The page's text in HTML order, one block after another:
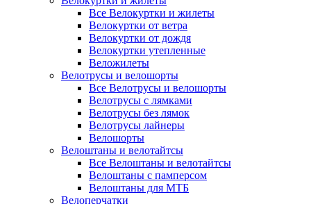
Все Велокуртки и жилеты
Велокуртки от ветра
Велокуртки от дождя
Велокуртки утепленные
Веложилеты
Велотрусы и велошорты
Все Велотрусы и велошорты
Велотрусы с лямками
Велотрусы без лямок
Велотрусы лайнеры
Велошорты
Велоштаны и велотайтсы
Все Велоштаны и велотайтсы
Велоштаны с памперсом
Велоштаны для МТБ
Велоперчатки